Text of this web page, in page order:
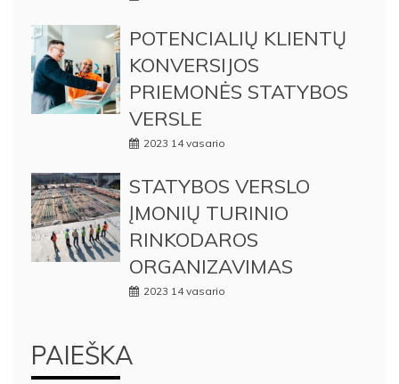
POTENCIALIŲ KLIENTŲ
KONVERSIJOS
PRIEMONĖS STATYBOS
VERSLE
2023 14 vasario
STATYBOS VERSLO
ĮMONIŲ TURINIO
RINKODAROS
ORGANIZAVIMAS
2023 14 vasario
PAIEŠKA